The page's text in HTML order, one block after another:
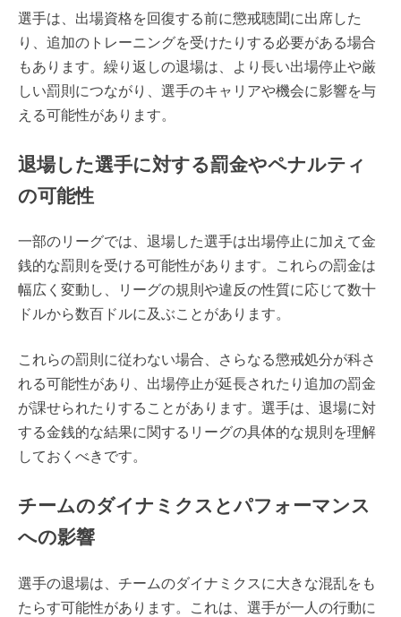
選手は、出場資格を回復する前に懲戒聴聞に出席した
り、追加のトレーニングを受けたりする必要がある場合
もあります。繰り返しの退場は、より長い出場停止や厳
しい罰則につながり、選手のキャリアや機会に影響を与
える可能性があります。
退場した選手に対する罰金やペナルティ
の可能性
一部のリーグでは、退場した選手は出場停止に加えて金
銭的な罰則を受ける可能性があります。これらの罰金は
幅広く変動し、リーグの規則や違反の性質に応じて数十
ドルから数百ドルに及ぶことがあります。
これらの罰則に従わない場合、さらなる懲戒処分が科さ
れる可能性があり、出場停止が延長されたり追加の罰金
が課せられたりすることがあります。選手は、退場に対
する金銭的な結果に関するリーグの具体的な規則を理解
しておくべきです。
チームのダイナミクスとパフォーマンス
への影響
選手の退場は、チームのダイナミクスに大きな混乱をも
たらす可能性があります。これは、選手が一人の行動に